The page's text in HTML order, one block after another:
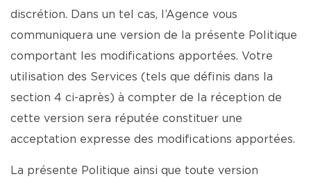
discrétion. Dans un tel cas, l’Agence vous
communiquera une version de la présente Politique
comportant les modifications apportées. Votre
utilisation des Services (tels que définis dans la
section 4 ci-après) à compter de la réception de
cette version sera réputée constituer une
acceptation expresse des modifications apportées.
La présente Politique ainsi que toute version